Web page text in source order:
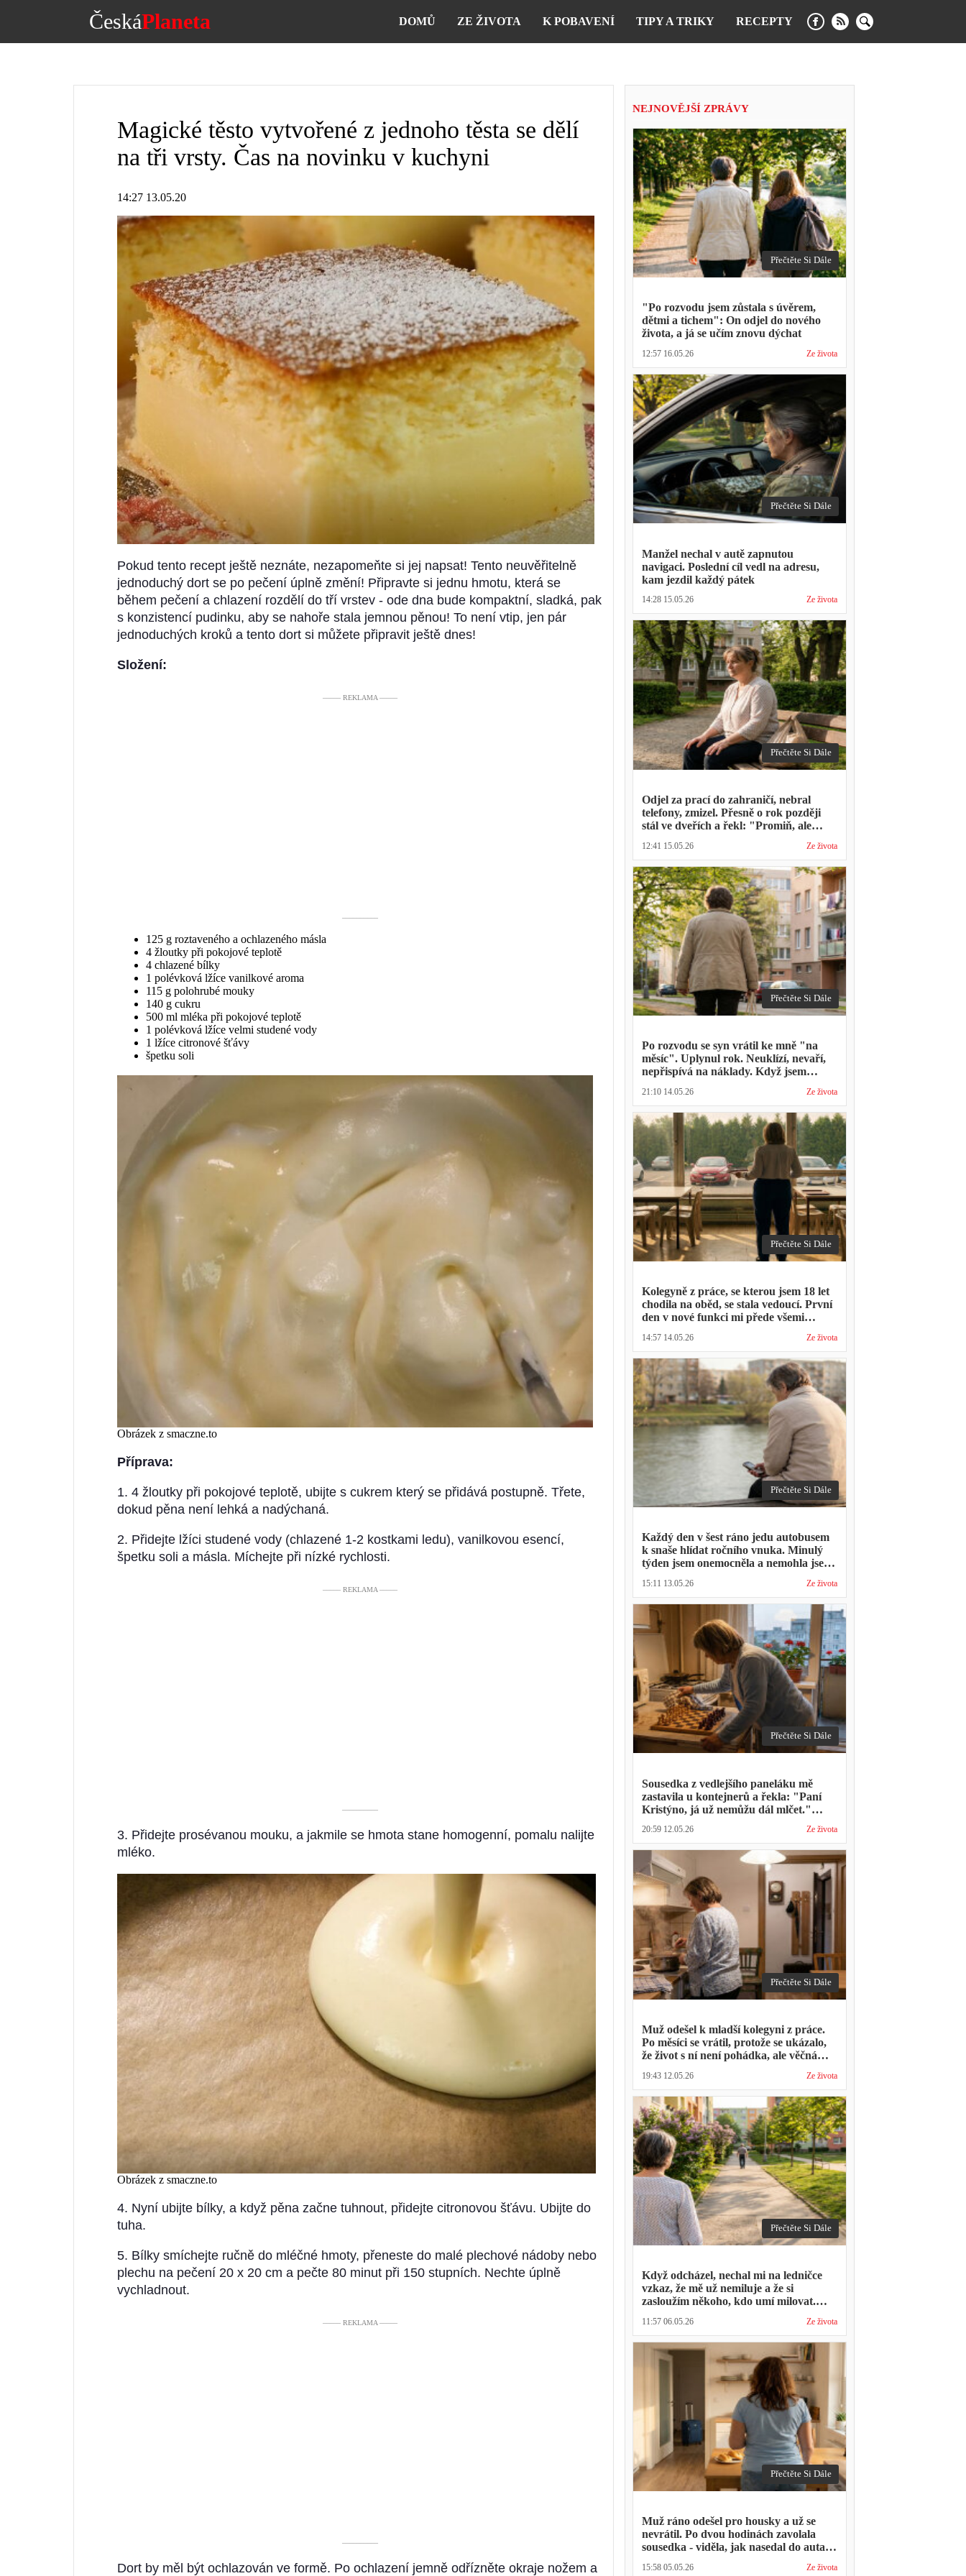
ČeskáPlaneta DOMŮ ZE ŽIVOTA K POBAVENÍ TIPY A TRIKY RECEPTY
Magické těsto vytvořené z jednoho těsta se dělí
na tři vrsty. Čas na novinku v kuchyni
14:27 13.05.20
Pokud tento recept ještě neznáte, nezapomeňte si jej napsat! Tento neuvěřitelně
jednoduchý dort se po pečení úplně změní! Připravte si jednu hmotu, která se
během pečení a chlazení rozdělí do tří vrstev - ode dna bude kompaktní, sladká, pak
s konzistencí pudinku, aby se nahoře stala jemnou pěnou! To není vtip, jen pár
jednoduchých kroků a tento dort si můžete připravit ještě dnes!
Složení:
––––– REKLAMA –––––
––––––––––
125 g roztaveného a ochlazeného másla
4 žloutky při pokojové teplotě
4 chlazené bílky
1 polévková lžíce vanilkové aroma
115 g polohrubé mouky
140 g cukru
500 ml mléka při pokojové teplotě
1 polévková lžíce velmi studené vody
1 lžíce citronové šťávy
špetku soli
Obrázek z smaczne.to
Příprava:
1. 4 žloutky při pokojové teplotě, ubijte s cukrem který se přidává postupně. Třete,
dokud pěna není lehká a nadýchaná.
2. Přidejte lžíci studené vody (chlazené 1-2 kostkami ledu), vanilkovou esencí,
špetku soli a másla. Míchejte při nízké rychlosti.
––––– REKLAMA –––––
––––––––––
3. Přidejte prosévanou mouku, a jakmile se hmota stane homogenní, pomalu nalijte
mléko.
Obrázek z smaczne.to
4. Nyní ubijte bílky, a když pěna začne tuhnout, přidejte citronovou šťávu. Ubijte do
tuha.
5. Bílky smíchejte ručně do mléčné hmoty, přeneste do malé plechové nádoby nebo
plechu na pečení 20 x 20 cm a pečte 80 minut při 150 stupních. Nechte úplně
vychladnout.
––––– REKLAMA –––––
––––––––––
Dort by měl být ochlazován ve formě. Po ochlazení jemně odřízněte okraje nožem a
NEJNOVĚJŠÍ ZPRÁVY
Přečtěte Si Dále
"Po rozvodu jsem zůstala s úvěrem,
dětmi a tichem": On odjel do nového
života, a já se učím znovu dýchat
12:57 16.05.26 Ze života
Přečtěte Si Dále
Manžel nechal v autě zapnutou
navigaci. Poslední cíl vedl na adresu,
kam jezdil každý pátek
14:28 15.05.26 Ze života
Přečtěte Si Dále
Odjel za prací do zahraničí, nebral
telefony, zmizel. Přesně o rok později
stál ve dveřích a řekl: "Promiň, ale
12:41 15.05.26 Ze života
Přečtěte Si Dále
Po rozvodu se syn vrátil ke mně "na
měsíc". Uplynul rok. Neuklízí, nevaří,
nepřispívá na náklady. Když jsem
přece nevyhodíš vlastní dítě."
21:10 14.05.26 Ze života
Přečtěte Si Dále
Kolegyně z práce, se kterou jsem 18 let
chodila na oběd, se stala vedoucí. První
den v nové funkci mi přede všemi
Přestávka trvala stejně jako vždycky
14:57 14.05.26 Ze života
Přečtěte Si Dále
Každý den v šest ráno jedu autobusem
k snaše hlídat ročního vnuka. Minulý
týden jsem onemocněla a nemohla jsem
den volna. Víš, kolik nás to stálo?"
15:11 13.05.26 Ze života
Přečtěte Si Dále
Sousedka z vedlejšího paneláku mě
zastavila u kontejnerů a řekla: "Paní
Kristýno, já už nemůžu dál mlčet."
manžela ve čtvrtky na lavičce před
lékárnou s tou samou ženou
20:59 12.05.26 Ze života
Přečtěte Si Dále
Muž odešel k mladší kolegyni z práce.
Po měsíci se vrátil, protože se ukázalo,
že život s ní není pohádka, ale věčná
19:43 12.05.26 Ze života
Přečtěte Si Dále
Když odcházel, nechal mi na ledničce
vzkaz, že mě už nemiluje a že si
zasloužím někoho, kdo umí milovat.
mohl přijít na nedělní oběd, protože ta
druhá ho vyhodila a nemá kde strávit
svátky
11:57 06.05.26 Ze života
Přečtěte Si Dále
Muž ráno odešel pro housky a už se
nevrátil. Po dvou hodinách zavolala
sousedka - viděla, jak nasedal do auta s
týden pomáhala balit na služební cestu
15:58 05.05.26 Ze života